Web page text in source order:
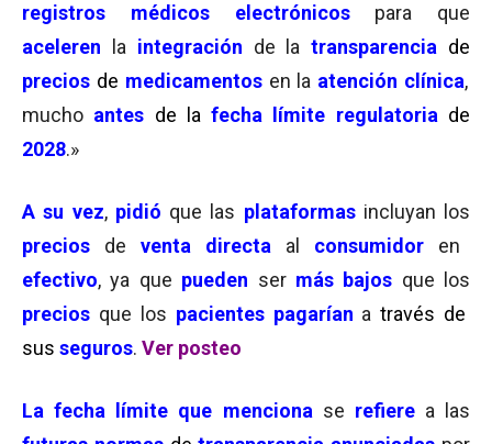
registros médicos electrónicos
para que
aceleren la integración de la transparencia de
precios de medicamentos en la atención clínica,
mucho antes de la fecha límite regulatoria de
2028.»
A su vez, pidió que las plataformas incluyan los
precios de venta directa al consumidor en
efectivo, ya que pueden ser más bajos que los
precios que los pacientes pagarían através de
sus seguros. Ver posteo
La fecha límite que menciona se refierea las